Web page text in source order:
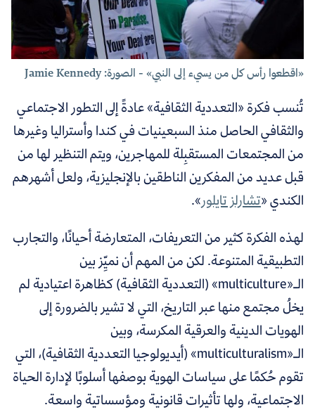
«اقطعوا رأس كل من يسيء إلى النبي» - الصورة: Jamie Kennedy
تُنسب فكرة «التعددية الثقافية» عادةً إلى التطور الاجتماعي
والثقافي الحاصل منذ السبعينيات في كندا وأستراليا وغيرها
من المجتمعات المستقبِلة للمهاجرين، ويتم التنظير لها من
قبل عديد من المفكرين الناطقين بالإنجليزية، ولعل أشهرهم
الكندي«تشارلز تايلور»
.
لهذه الفكرة كثير من التعريفات، المتعارضة أحيانًا، والتجارب
التطبيقية المتنوعة. لكن من المهم أن نميِّز بين
الـ«multiculture» (التعددية الثقافية) كظاهرة اعتيادية لم
يخلُ مجتمع منها عبر التاريخ، التي لا تشير بالضرورة إلى
الهويات الدينية والعرقية المكرسة، وبين
الـ«multiculturalism» (أيديولوجيا التعددية الثقافية)، التي
تقوم حُكمًا على سياسات الهوية بوصفها أسلوبًا لإدارة الحياة
الاجتماعية، ولها تأثيرات قانونية ومؤسساتية واسعة.